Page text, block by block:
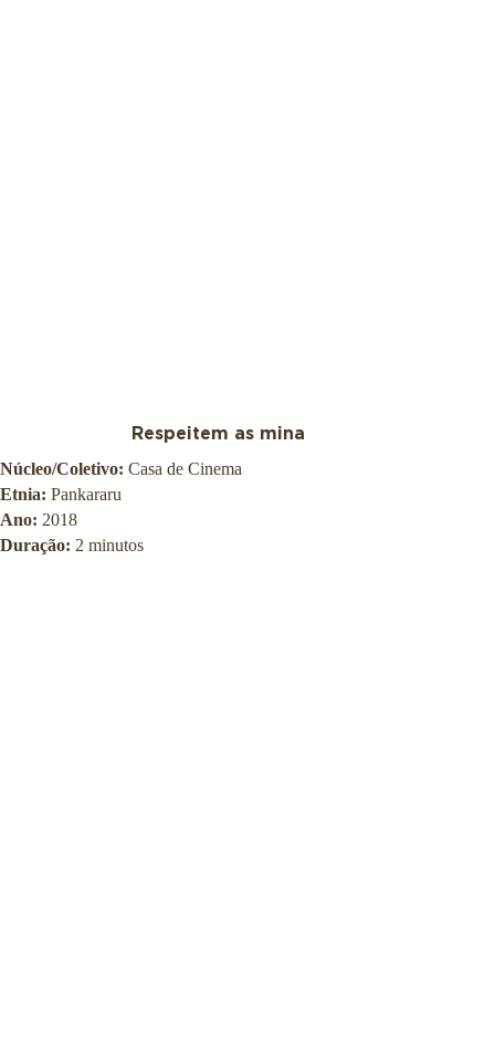
Respeitem as mina
Núcleo/Coletivo: Casa de Cinema
Etnia: Pankararu
Ano: 2018
Duração: 2 minutos